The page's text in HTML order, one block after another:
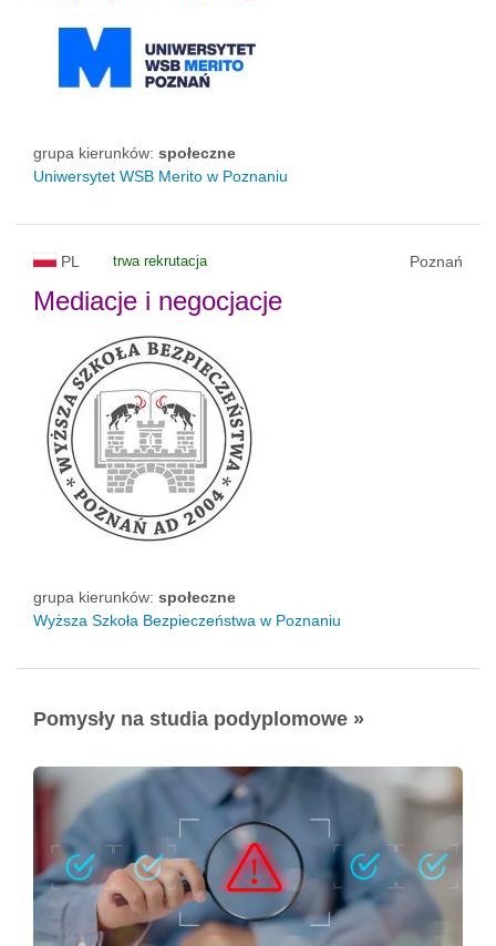
grupa kierunków: społeczne
Uniwersytet WSB Merito w Poznaniu
PL trwa rekrutacja Poznań
Mediacje i negocjacje
grupa kierunków: społeczne
Wyższa Szkoła Bezpieczeństwa w Poznaniu
Pomysły na studia podyplomowe »